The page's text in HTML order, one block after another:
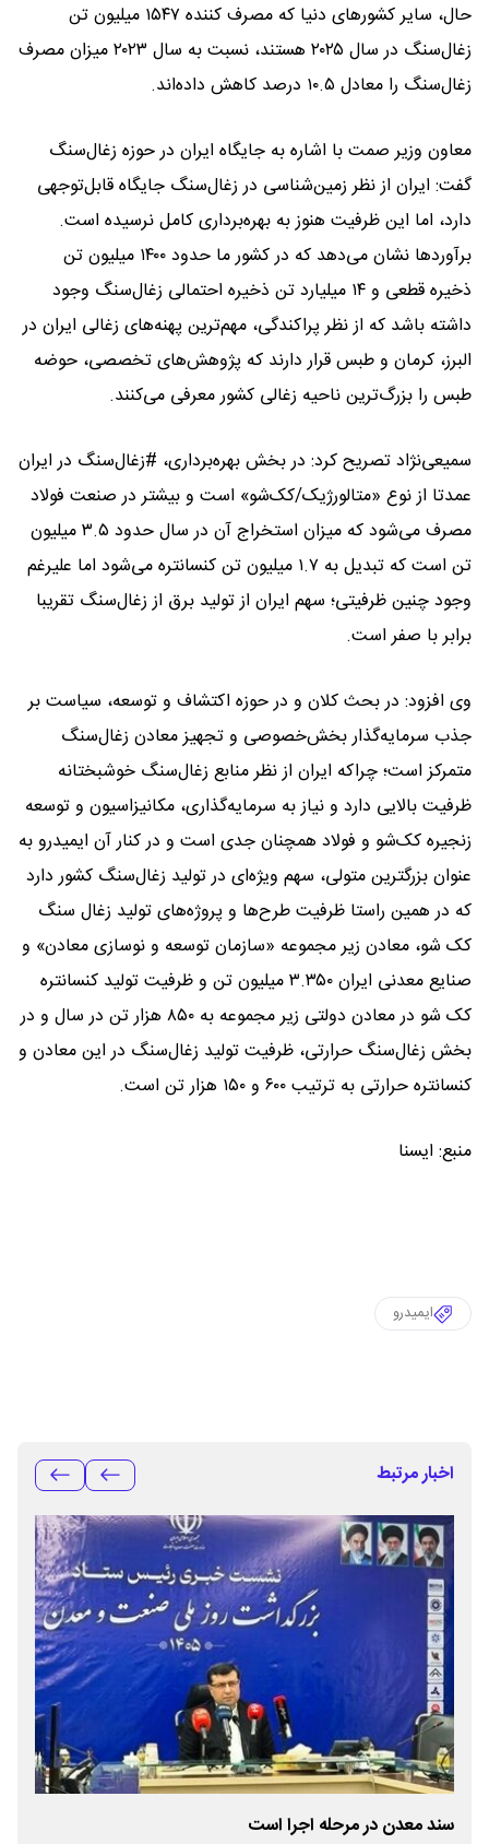
حال، سایر کشورهای دنیا که مصرف کننده ۱۵۴۷ میلیون تن
زغال‌سنگ در سال ۲۰۲۵ هستند، نسبت به سال ۲۰۲۳ میزان مصرف
زغال‌سنگ را معادل ۱۰.۵ درصد کاهش داده‌اند.
معاون وزیر صمت با اشاره به جایگاه ایران در حوزه زغال‌سنگ
گفت: ایران از نظر زمین‌شناسی در زغال‌سنگ جایگاه قابل‌توجهی
دارد، اما این ظرفیت هنوز به بهره‌برداری کامل نرسیده است.
برآوردها نشان می‌دهد که در کشور ما حدود ۱۴۰۰ میلیون تن
ذخیره قطعی و ۱۴ میلیارد تن ذخیره احتمالی زغال‌سنگ وجود
داشته باشد که از نظر پراکندگی، مهم‌ترین پهنه‌های زغالی ایران در
البرز، کرمان و طبس قرار دارند که پژوهش‌های تخصصی، حوضه
طبس را بزرگ‌ترین ناحیه زغالی کشور معرفی می‌کنند.
سمیعی‌نژاد تصریح کرد: در بخش بهره‌برداری، #زغال‌سنگ در ایران
عمدتا از نوع «متالورژیک/کک‌شو» است و بیشتر در صنعت فولاد
مصرف می‌شود که میزان استخراج آن در سال حدود ۳.۵ میلیون
تن است که تبدیل به ۱.۷ میلیون تن کنسانتره می‌شود اما علیرغم
وجود چنین ظرفیتی؛ سهم ایران از تولید برق از زغال‌سنگ تقریبا
برابر با صفر است.
وی افزود: در بحث کلان و در حوزه اکتشاف و توسعه، سیاست بر
جذب سرمایه‌گذار بخش‌خصوصی و تجهیز معادن زغال‌سنگ
متمرکز است؛ چراکه ایران از نظر منابع زغال‌سنگ خوشبختانه
ظرفیت بالایی دارد و نیاز به سرمایه‌گذاری، مکانیزاسیون و توسعه
زنجیره کک‌شو و فولاد همچنان جدی است و در کنار آن ایمیدرو به
عنوان بزرگترین متولی، ‌سهم ویژه‌ای در تولید زغال‌سنگ کشور دارد
که در همین راستا ظرفیت طرح‌ها و پروژه‌های تولید زغال سنگ
کک شو، معادن زیر مجموعه «سازمان توسعه و نوسازی معادن» و
صنایع معدنی ایران ۳.۳۵۰ میلیون تن و ظرفیت تولید کنسانتره
کک شو در معادن دولتی زیر مجموعه به ۸۵۰ هزار تن در سال و در
بخش زغال‌سنگ حرارتی، ظرفیت تولید زغال‌سنگ در این معادن و
کنسانتره حرارتی به ترتیب ۶۰۰ و ۱۵۰ هزار تن است.
منبع: ایسنا
ایمیدرو
اخبار مرتبط
سند معدن در مرحله اجرا است